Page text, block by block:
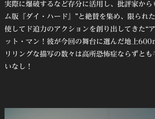
実際に爆破するなど存分に活用し、批評家から
ム版『ダイ・ハード』”と絶賛を集め、限られ
使してド迫力のアクションを創り出してきた“
ット・マン！彼が今回の舞台に選んだ地上600
リリングな描写の数々は高所恐怖症ならずと
いなし！